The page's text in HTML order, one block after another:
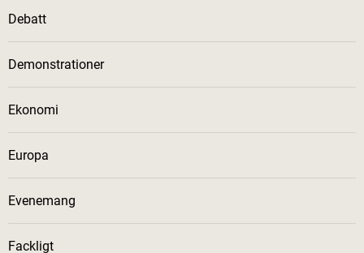
Debatt
Demonstrationer
Ekonomi
Europa
Evenemang
Fackligt